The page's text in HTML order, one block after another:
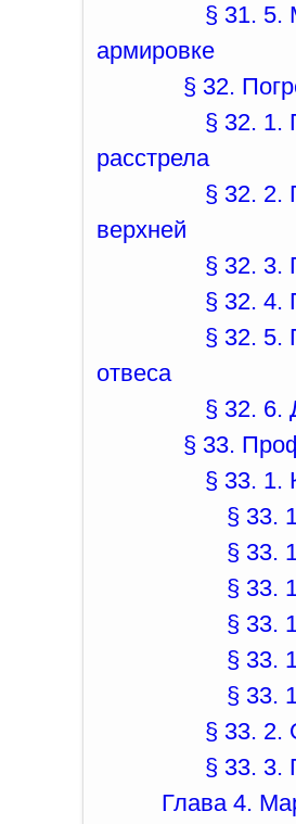
§ 31. 5.
армировке
§ 32.
§ 32. 1.
расстрела
§ 32. 2.
верхней
§ 32. 3.
§ 32. 4.
§ 32. 5.
отвеса
§ 32. 6.
§ 33.
§ 33. 1.
§ 33.
§ 33.
§ 33.
§ 33.
§ 33.
§ 33.
§ 33. 2.
§ 33. 3.
Глава 4.